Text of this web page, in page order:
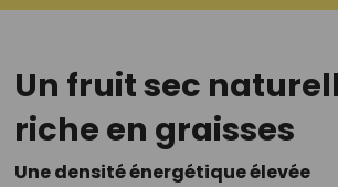
Un fruit sec
riche en graisses
Une densité énergétique élevée